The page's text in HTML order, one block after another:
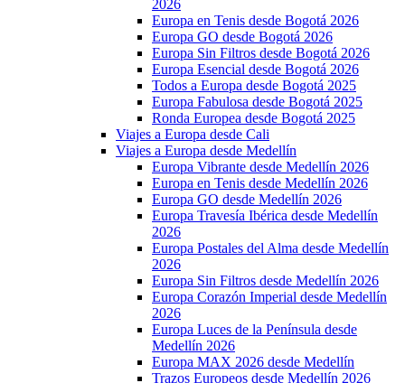
2026
Europa en Tenis desde Bogotá 2026
Europa GO desde Bogotá 2026
Europa Sin Filtros desde Bogotá 2026
Europa Esencial desde Bogotá 2026
Todos a Europa desde Bogotá 2025
Europa Fabulosa desde Bogotá 2025
Ronda Europea desde Bogotá 2025
Viajes a Europa desde Cali
Viajes a Europa desde Medellín
Europa Vibrante desde Medellín 2026
Europa en Tenis desde Medellín 2026
Europa GO desde Medellín 2026
Europa Travesía Ibérica desde Medellín
2026
Europa Postales del Alma desde Medellín
2026
Europa Sin Filtros desde Medellín 2026
Europa Corazón Imperial desde Medellín
2026
Europa Luces de la Península desde
Medellín 2026
Europa MAX 2026 desde Medellín
Trazos Europeos desde Medellín 2026